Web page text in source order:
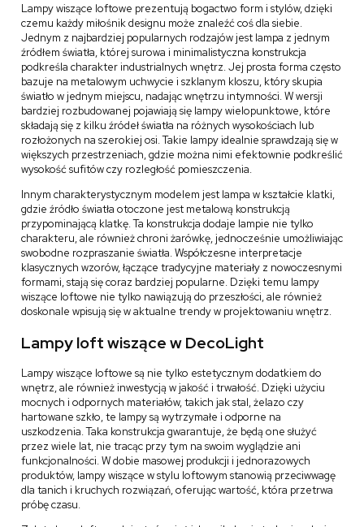
Lampy wiszące loftowe prezentują bogactwo form i stylów, dzięki
czemu każdy miłośnik designu może znaleźć coś dla siebie.
Jednym z najbardziej popularnych rodzajów jest lampa z jednym
źródłem światła, której surowa i minimalistyczna konstrukcja
podkreśla charakter industrialnych wnętrz. Jej prosta forma często
bazuje na metalowym uchwycie i szklanym kloszu, który skupia
światło w jednym miejscu, nadając wnętrzu intymności. W wersji
bardziej rozbudowanej pojawiają się lampy wielopunktowe, które
składają się z kilku źródeł światła na różnych wysokościach lub
rozłożonych na szerokiej osi. Takie lampy idealnie sprawdzają się w
większych przestrzeniach, gdzie można nimi efektownie podkreślić
wysokość sufitów czy rozległość pomieszczenia.
Innym charakterystycznym modelem jest lampa w kształcie klatki,
gdzie źródło światła otoczone jest metalową konstrukcją
przypominającą klatkę. Ta konstrukcja dodaje lampie nie tylko
charakteru, ale również chroni żarówkę, jednocześnie umożliwiając
swobodne rozpraszanie światła. Współczesne interpretacje
klasycznych wzorów, łączące tradycyjne materiały z nowoczesnymi
formami, stają się coraz bardziej popularne. Dzięki temu lampy
wiszące loftowe nie tylko nawiązują do przeszłości, ale również
doskonale wpisują się w aktualne trendy w projektowaniu wnętrz.
Lampy loft wiszące w DecoLight
Lampy wiszące loftowe są nie tylko estetycznym dodatkiem do
wnętrz, ale również inwestycją w jakość i trwałość. Dzięki użyciu
mocnych i odpornych materiałów, takich jak stal, żelazo czy
hartowane szkło, te lampy są wytrzymałe i odporne na
uszkodzenia. Taka konstrukcja gwarantuje, że będą one służyć
przez wiele lat, nie tracąc przy tym na swoim wyglądzie ani
funkcjonalności. W dobie masowej produkcji i jednorazowych
produktów, lampy wiszące w stylu loftowym stanowią przeciwwagę
dla tanich i kruchych rozwiązań, oferując wartość, która przetrwa
próbę czasu.